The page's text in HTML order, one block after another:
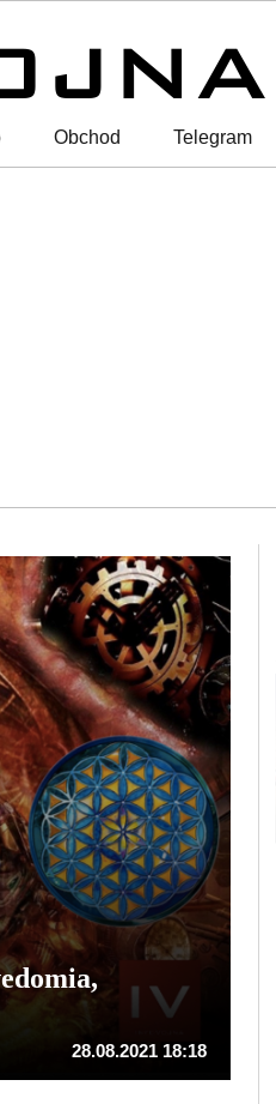
Obchod Telegram
28.08.2021 18:18